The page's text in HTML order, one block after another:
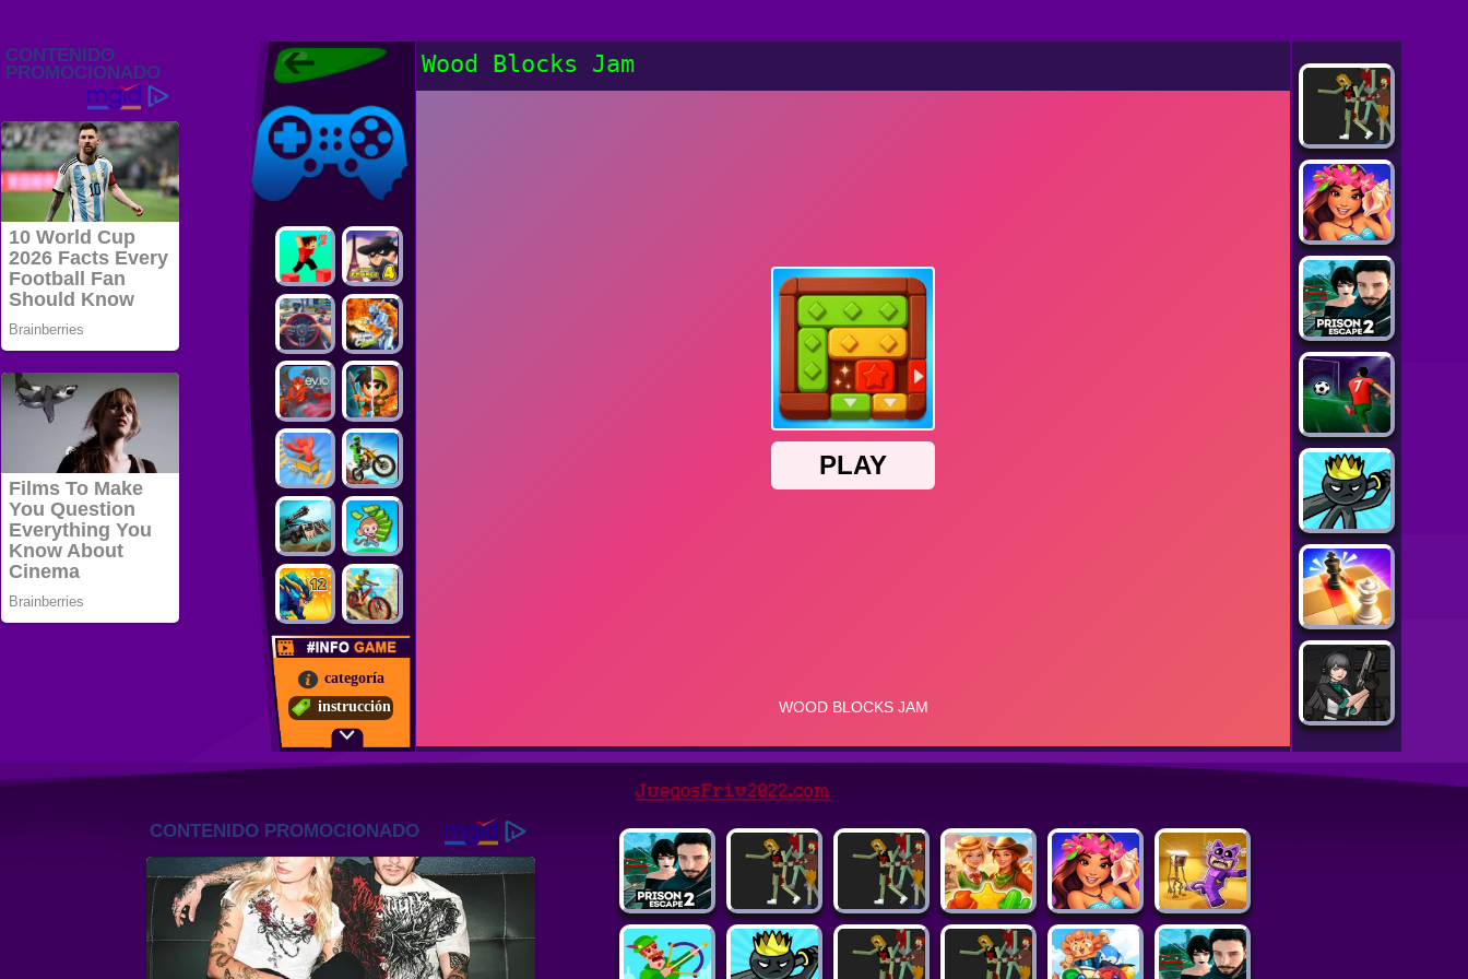
Juegos Friv
2022, Juegos
2022
Juegos Friv
categoría
instrucción
Wood Blocks Jam